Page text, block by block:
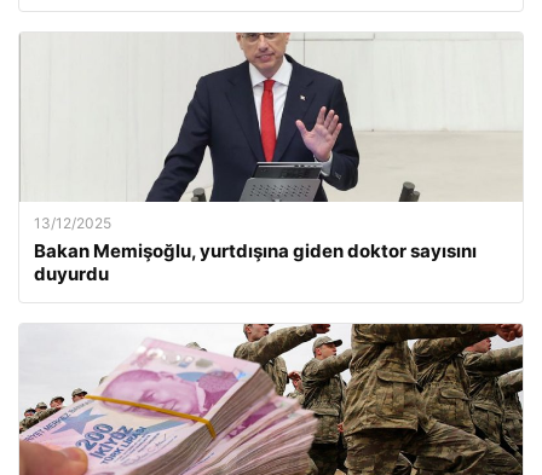
13/12/2025
Bakan Memişoğlu, yurtdışına giden doktor sayısını
duyurdu